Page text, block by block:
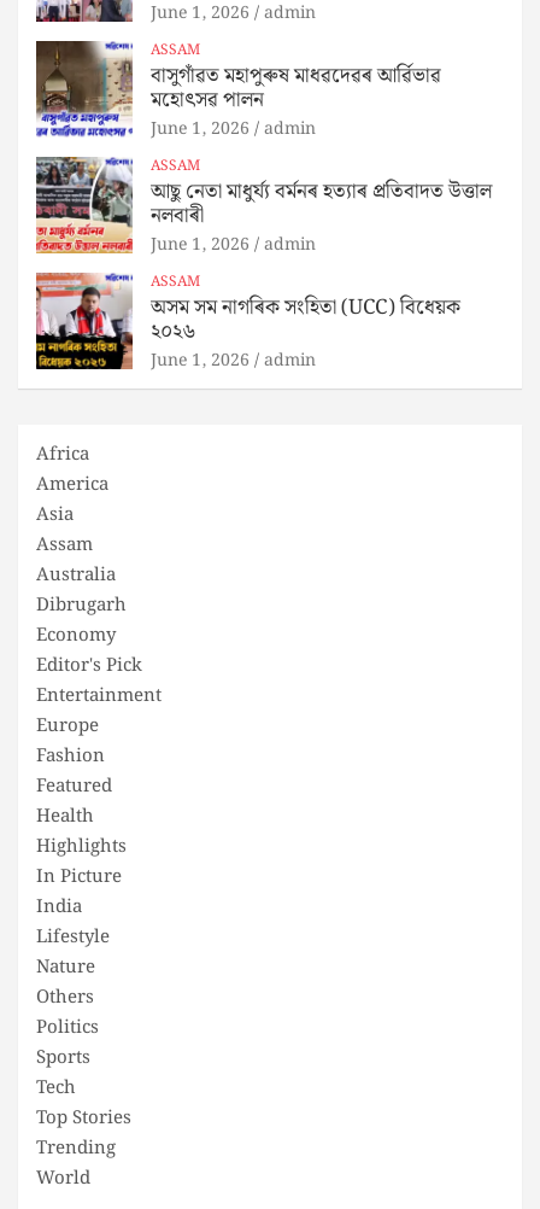
June 1, 2026 admin
ASSAM
বাসুগাঁৱত মহাপুৰুষ মাধৱদেৱৰ আৰ্ৱিভাৱ
মহোৎসৱ পালন
June 1, 2026 admin
ASSAM
আছু নেতা মাধুৰ্য্য বৰ্মনৰ হত্যাৰ প্ৰতিবাদত উত্তাল
নলবাৰী
June 1, 2026 admin
ASSAM
অসম সম নাগৰিক সংহিতা (UCC) বিধেয়ক
২০২৬
June 1, 2026 admin
Africa
America
Asia
Assam
Australia
Dibrugarh
Economy
Editor's Pick
Entertainment
Europe
Fashion
Featured
Health
Highlights
In Picture
India
Lifestyle
Nature
Others
Politics
Sports
Tech
Top Stories
Trending
World